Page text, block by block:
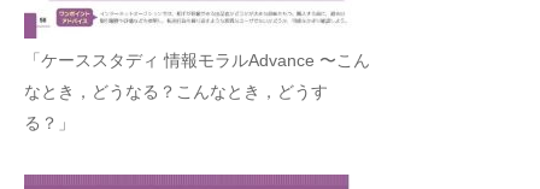
「ケーススタディ 情報モラルAdvance 〜こん
なとき，どうなる？こんなとき，どうす
る？」